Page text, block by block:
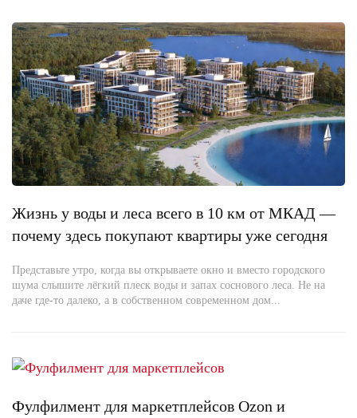
Жизнь у воды и леса всего в 10 км от МКАД —
почему здесь покупают квартиры уже сегодня
Представьте утро, когда вы открываете окно и вместо городского
шума слышите лёгкий плеск воды и запах соснового леса. Не на
даче где-то далеко, а в собственном современном дом...
Фулфилмент для маркетплейсов Ozon и